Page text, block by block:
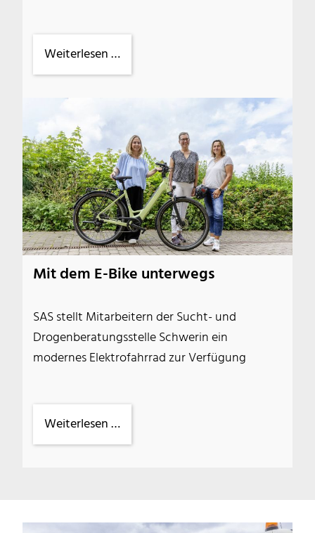
Weiterlesen …Schüler
packen
Mit dem E-Bike unterwegs
SAS stellt Mitarbeitern der Sucht- und
Drogenberatungsstelle Schwerin ein
modernes Elektrofahrrad zur Verfügung
Weiterlesen …Mit
dem